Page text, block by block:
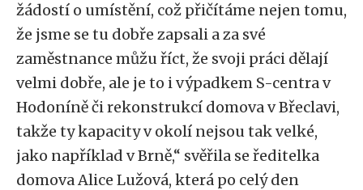
žádostí o umístění, což přičítáme nejen tomu,
že jsme se tu dobře zapsali a za své
zaměstnance můžu říct, že svoji práci dělají
velmi dobře, ale je to i výpadkem S-centra v
Hodoníně či rekonstrukcí domova v Břeclavi,
takže ty kapacity v okolí nejsou tak velké,
jako například v Brně,“ svěřila se ředitelka
domova Alice Lužová, která po celý den